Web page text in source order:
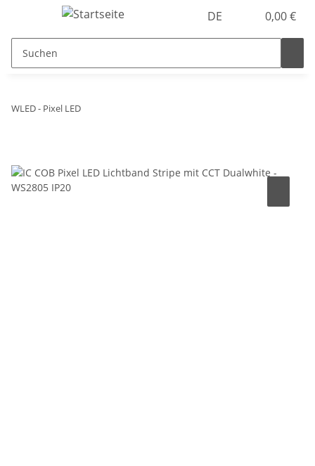
DE 0,00 €
WLED - Pixel LED